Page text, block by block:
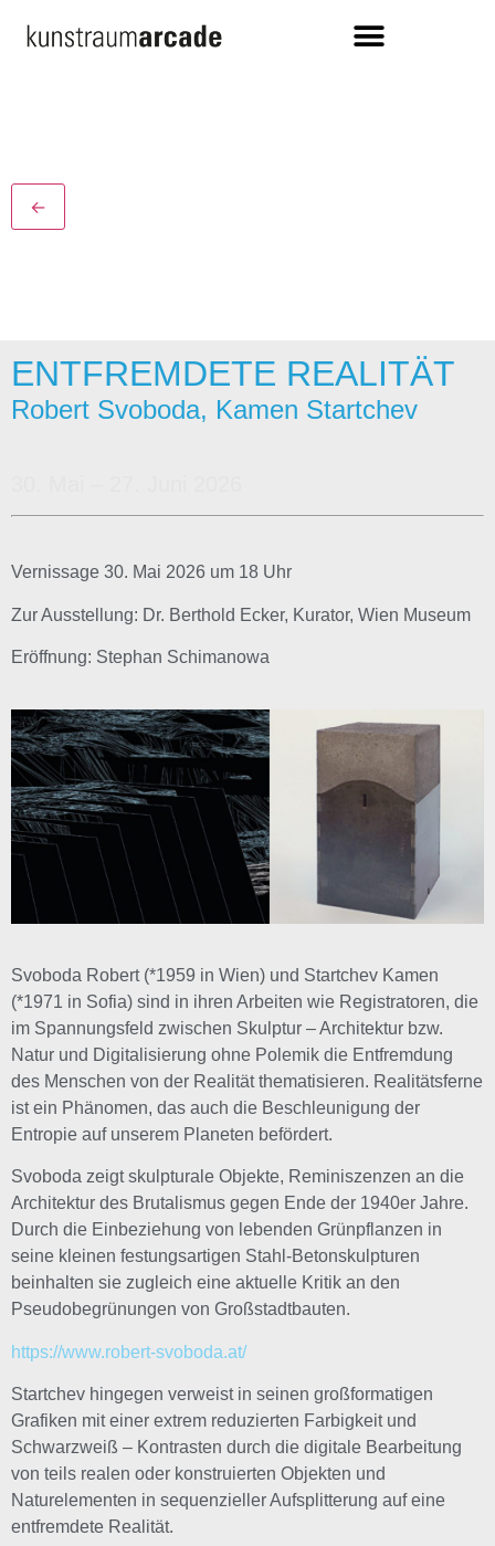
←
ENTFREMDETE REALITÄT
Robert Svoboda, Kamen Startchev
Vernissage 30. Mai 2026 um 18 Uhr
Zur Ausstellung: Dr. Berthold Ecker, Kurator, Wien Museum
Eröffnung: Stephan Schimanowa
Svoboda Robert (*1959 in Wien) und Startchev Kamen
(*1971 in Sofia) sind in ihren Arbeiten wie Registratoren, die
im Spannungsfeld zwischen Skulptur – Architektur bzw.
Natur und Digitalisierung ohne Polemik die Entfremdung
des Menschen von der Realität thematisieren. Realitätsferne
ist ein Phänomen, das auch die Beschleunigung der
Entropie auf unserem Planeten befördert.
Svoboda zeigt skulpturale Objekte, Reminiszenzen an die
Architektur des Brutalismus gegen Ende der 1940er Jahre.
Durch die Einbeziehung von lebenden Grünpflanzen in
seine kleinen festungsartigen Stahl-Betonskulpturen
beinhalten sie zugleich eine aktuelle Kritik an den
Pseudobegrünungen von Großstadtbauten.
https://www.robert-svoboda.at/
Startchev hingegen verweist in seinen großformatigen
Grafiken mit einer extrem reduzierten Farbigkeit und
Schwarzweiß – Kontrasten durch die digitale Bearbeitung
von teils realen oder konstruierten Objekten und
Naturelementen in sequenzieller Aufsplitterung auf eine
entfremdete Realität.